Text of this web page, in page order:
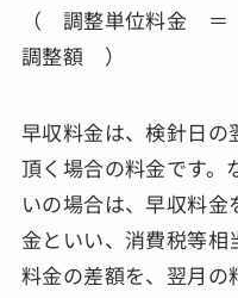
（ 調整単位料金
調整額 ）
早収料金は、検針日の
頂く場合の料金です。
いの場合は、早収料
金といい、消費税等相
料金の差額を、翌月の